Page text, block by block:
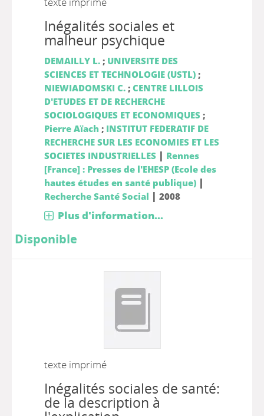
Inégalités sociales et
malheur psychique
DEMAILLY L.; UNIVERSITE DES
SCIENCES ET TECHNOLOGIE (USTL);
NIEWIADOMSKI C.; CENTRE LILLOIS
D'ETUDES ET DE RECHERCHE
SOCIOLOGIQUES ET ECONOMIQUES ;
Pierre Aïach ; INSTITUT FEDERATIF DE
RECHERCHE SUR LES ECONOMIES ET LES
SOCIETES INDUSTRIELLES | Rennes
[France] : Presses de l'EHESP (Ecole des
hautes études en santé publique)|
Recherche Santé Social | 2008
Plus d'information...
Disponible
texte imprimé
Inégalités sociales de santé:
de la description à